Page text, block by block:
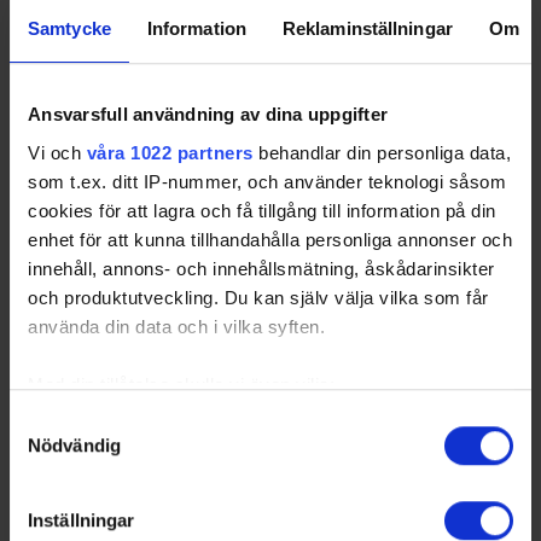
Samtycke Information Reklaminställningar Om
Ansvarsfull användning av dina uppgifter
Vi och våra 1022 partners behandlar din personliga data,
som t.ex. ditt IP-nummer, och använder teknologi såsom
cookies för att lagra och få tillgång till information på din
enhet för att kunna tillhandahålla personliga annonser och
innehåll, annons- och innehållsmätning, åskådarinsikter
och produktutveckling. Du kan själv välja vilka som får
använda din data och i vilka syften.
Med din tillåtelse skulle vi även vilja:
som kan ha en noggrannhet på upp till flera meter
Nödvändig
Inställningar